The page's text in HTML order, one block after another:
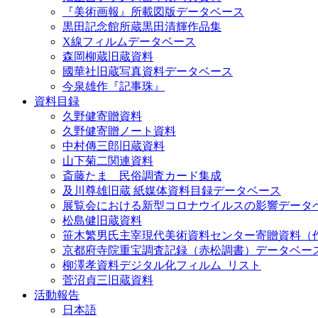
『美術画報』所載図版データベース
黒田記念館所蔵黒田清輝作品集
X線フィルムデータベース
森岡柳蔵旧蔵資料
國華社旧蔵写真資料データベース
今泉雄作『記事珠』
資料目録
久野健寄贈資料
久野健寄贈ノート資料
中村傳三郎旧蔵資料
山下菊二関連資料
斎藤たま 民俗調査カード集成
及川尊雄旧蔵 紙媒体資料目録データベース
展覧会における新型コロナウイルスの影響データ
松島健旧蔵資料
笹木繁男氏主宰現代美術資料センター寄贈資料（
京都府寺院重宝調査記録（赤松調書）データベー
柳澤孝資料デジタル化フィルム_リスト
菅沼貞三旧蔵資料
活動報告
日本語